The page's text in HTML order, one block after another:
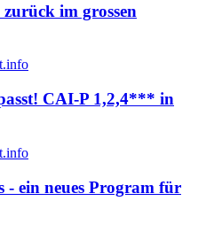
im grossen
CAI-P 1,2,4*** in
ein neues Program für